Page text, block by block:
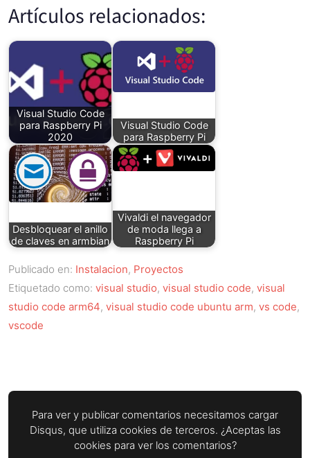
Artículos relacionados:
Visual Studio Code
para Raspberry Pi
2020
Visual Studio Code
para Raspberry Pi
Desbloquear el anillo
de claves en armbian
Vivaldi el navegador
de moda llega a
Raspberry Pi
Publicado en: Instalacion, Proyectos
Etiquetado como: visual studio, visual studio code, visual
studio code arm64, visual studio code ubuntu arm, vs code,
vscode
Para ver y publicar comentarios necesitamos cargar
Disqus, que utiliza cookies de terceros. ¿Aceptas las
cookies para ver los comentarios?